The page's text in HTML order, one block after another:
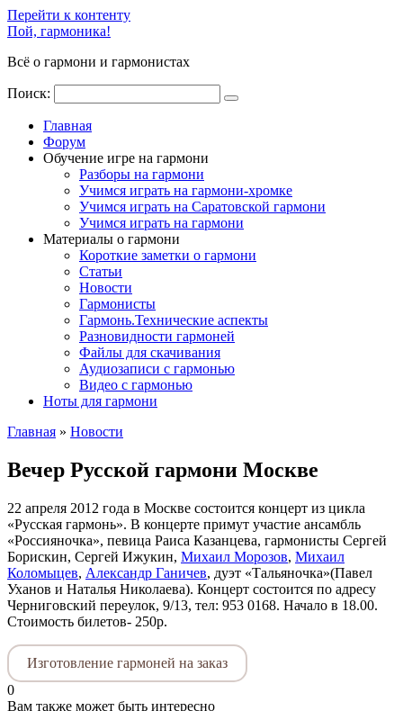
Перейти к контенту
Пой, гармоника!
Всё о гармони и гармонистах
Поиск:
Главная
Форум
Обучение игре на гармони
Разборы на гармони
Учимся играть на гармони-хромке
Учимся играть на Саратовской гармони
Учимся играть на гармони
Материалы о гармони
Короткие заметки о гармони
Cтатьи
Новости
Гармонисты
Гармонь.Технические аспекты
Разновидности гармоней
Файлы для скачивания
Аудиозаписи с гармонью
Видео с гармонью
Ноты для гармони
Главная » Новости
Вечер Русской гармони Москве
22 апреля 2012 года в Москве состоится концерт из цикла
«Русская гармонь». В концерте примут участие ансамбль
«Россияночка», певица Раиса Казанцева, гармонисты Сергей
Борискин, Сергей Ижукин, Михаил Морозов, Михаил
Коломыцев, Александр Ганичев, дуэт «Тальяночка»(Павел
Уханов и Наталья Николаева). Концерт состоится по адресу
Черниговский переулок, 9/13, тел: 953 0168. Начало в 18.00.
Стоимость билетов- 250р.
Изготовление гармоней на заказ
0
Вам также может быть интересно